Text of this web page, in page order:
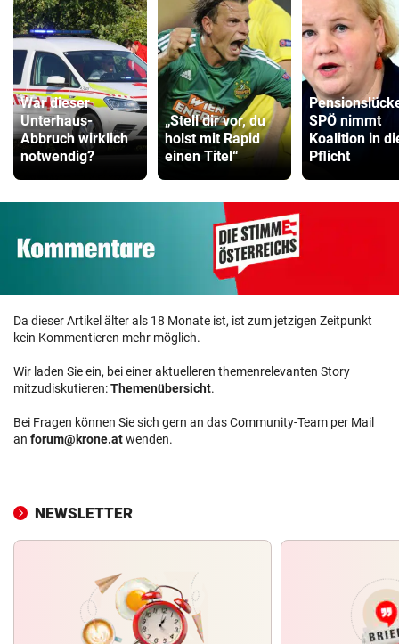
War dieser
Unterhaus-
Abbruch wirklich
notwendig?
„Stell dir vor, du
holst mit Rapid
einen Titel“
SPÖ nimmt
Koalition in
Pflicht
Da dieser Artikel älter als 18 Monate ist, ist zum jetzigen Zeitpunkt
kein Kommentieren mehr möglich.
Wir laden Sie ein, bei einer aktuelleren themenrelevanten Story
mitzudiskutieren:Themenübersicht.
Bei Fragen können Sie sich gern an das Community-Team per Mail
an forum@krone.atwenden.
NEWSLETTER